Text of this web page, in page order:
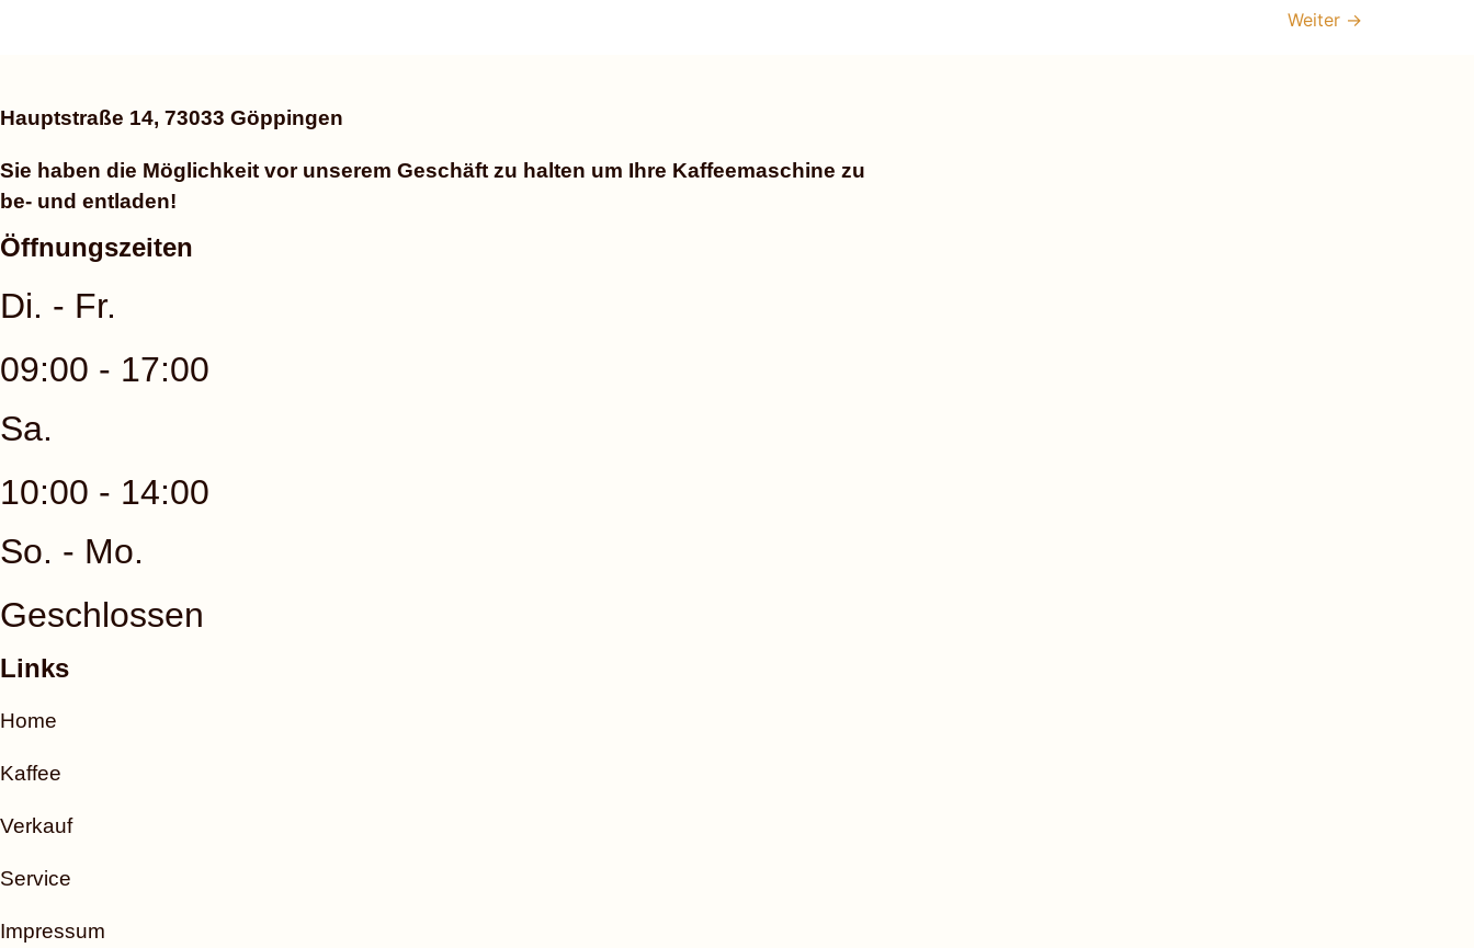
Weiter →
Hauptstraße 14, 73033 Göppingen
Sie haben die Möglichkeit vor unserem Geschäft zu halten um Ihre Kaffeemaschine zu
be- und entladen!
Öffnungszeiten
Di. - Fr.
09:00 - 17:00
Sa.
10:00 - 14:00
So. - Mo.
Geschlossen
Links
Home
Kaffee
Verkauf
Service
Impressum